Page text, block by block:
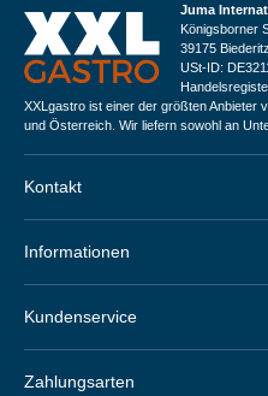
Juma
Königsborner
39175
USt-ID:
XXLgastro ist einer der größten Anbieter
und Österreich. Wir liefern sowohl an
Kontakt
Informationen
Kundenservice
Zahlungsarten